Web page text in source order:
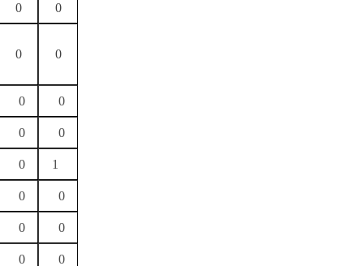
0 0
0 0
0 0
0 0
0 1
0 0
0 0
0 0